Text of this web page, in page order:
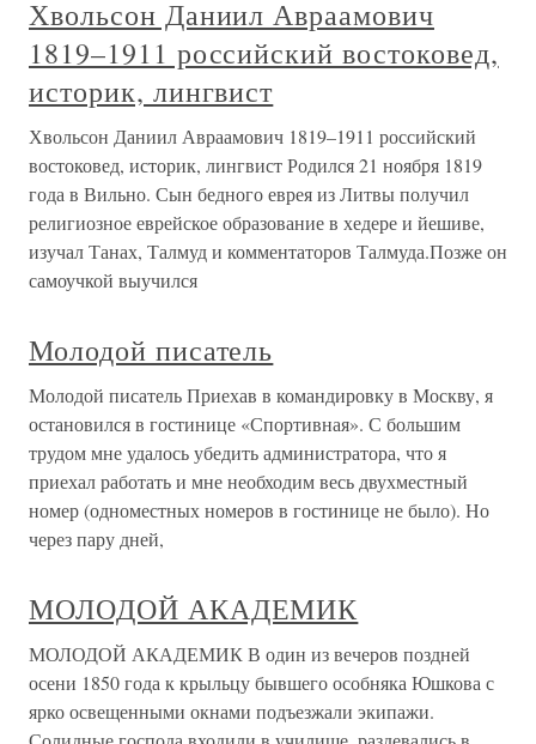
Хвольсон Даниил Авраамович
1819–1911 российский востоковед,
историк, лингвист
Хвольсон Даниил Авраамович 1819–1911 российский
востоковед, историк, лингвист Родился 21 ноября 1819
года в Вильно. Сын бедного еврея из Литвы получил
религиозное еврейское образование в хедере и йешиве,
изучал Танах, Талмуд и комментаторов Талмуда.Позже он
самоучкой выучился
Молодой писатель
Молодой писатель Приехав в командировку в Москву, я
остановился в гостинице «Спортивная». С большим
трудом мне удалось убедить администратора, что я
приехал работать и мне необходим весь двухместный
номер (одноместных номеров в гостинице не было). Но
через пару дней,
МОЛОДОЙ АКАДЕМИК
МОЛОДОЙ АКАДЕМИК В один из вечеров поздней
осени 1850 года к крыльцу бывшего особняка Юшкова с
ярко освещенными окнами подъезжали экипажи.